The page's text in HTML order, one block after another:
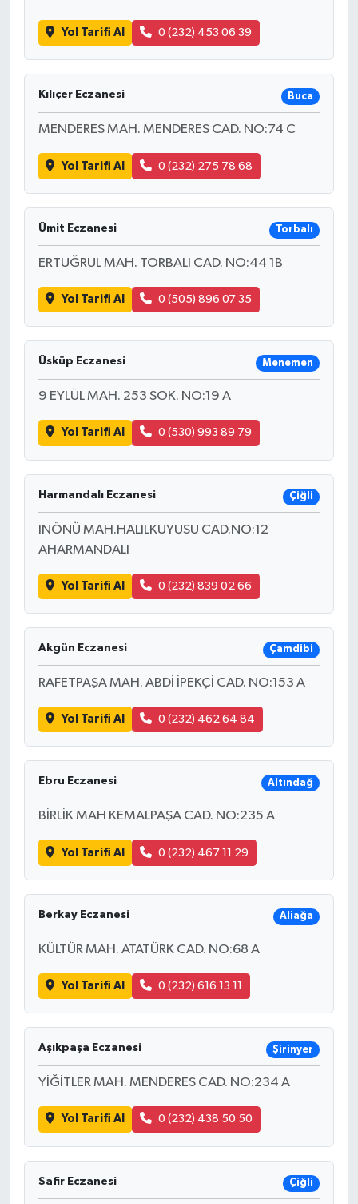
Yol Tarifi Al 0 (232) 453 06 39
Kılıçer Eczanesi Buca
MENDERES MAH. MENDERES CAD. NO:74 C
Yol Tarifi Al 0 (232) 275 78 68
Ümit Eczanesi Torbalı
ERTUĞRUL MAH. TORBALI CAD. NO:44 1B
Yol Tarifi Al 0 (505) 896 07 35
Üsküp Eczanesi Menemen
9 EYLÜL MAH. 253 SOK. NO:19 A
Yol Tarifi Al 0 (530) 993 89 79
Harmandalı Eczanesi Çiğli
INÖNÜ MAH.HALILKUYUSU CAD.NO:12
AHARMANDALI
Yol Tarifi Al 0 (232) 839 02 66
Akgün Eczanesi Çamdibi
RAFETPAŞA MAH. ABDİ İPEKÇİ CAD. NO:153 A
Yol Tarifi Al 0 (232) 462 64 84
Ebru Eczanesi Altındağ
BİRLİK MAH KEMALPAŞA CAD. NO:235 A
Yol Tarifi Al 0 (232) 467 11 29
Berkay Eczanesi Aliağa
KÜLTÜR MAH. ATATÜRK CAD. NO:68 A
Yol Tarifi Al 0 (232) 616 13 11
Aşıkpaşa Eczanesi Şirinyer
YİĞİTLER MAH. MENDERES CAD. NO:234 A
Yol Tarifi Al 0 (232) 438 50 50
Safir Eczanesi Çiğli